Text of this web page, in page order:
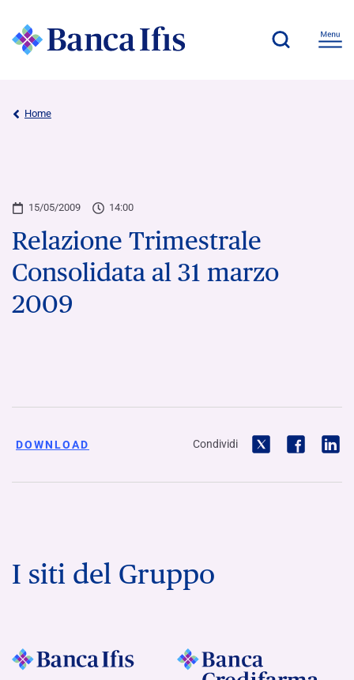
Home
15/05/2009 14:00
Relazione Trimestrale
Consolidata al 31 marzo
2009
DOWNLOAD Condividi
I siti del Gruppo